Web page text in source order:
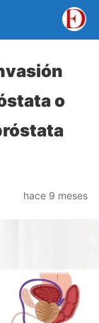
o
hace 9 meses